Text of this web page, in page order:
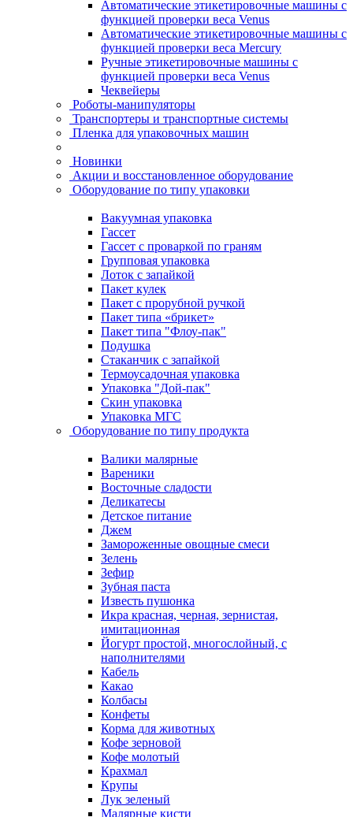
Автоматические этикетировочные машины с
функцией проверки веса Venus
Автоматические этикетировочные машины с
функцией проверки веса Mercury
Ручные этикетировочные машины с
функцией проверки веса Venus
Чеквейеры
Роботы-манипуляторы
Транспортеры и транспортные системы
Пленка для упаковочных машин
Новинки
Акции и восстановленное оборудование
Оборудование по типу упаковки
Вакуумная упаковка
Гассет
Гассет с проваркой по граням
Групповая упаковка
Лоток с запайкой
Пакет кулек
Пакет с прорубной ручкой
Пакет типа «брикет»
Пакет типа "Флоу-пак"
Подушка
Стаканчик с запайкой
Термоусадочная упаковка
Упаковка "Дой-пак"
Скин упаковка
Упаковка МГС
Оборудование по типу продукта
Валики малярные
Вареники
Восточные сладости
Деликатесы
Детское питание
Джем
Замороженные овощные смеси
Зелень
Зефир
Зубная паста
Известь пушонка
Икра красная, черная, зернистая,
имитационная
Йогурт простой, многослойный, с
наполнителями
Кабель
Какао
Колбасы
Конфеты
Корма для животных
Кофе зерновой
Кофе молотый
Крахмал
Крупы
Лук зеленый
Малярные кисти